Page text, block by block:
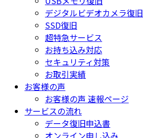
デジタルビデオカメラ復旧
SSD復旧
超特急サービス
お持ち込み対応
セキュリティ対策
お取引実績
お客様の声
お客様の声 速報ページ
サービスの流れ
データ復旧申込書
オンライン申し込み